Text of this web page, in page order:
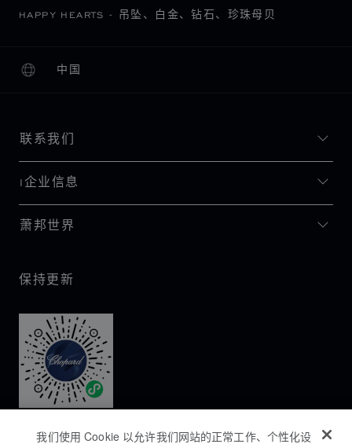
HAPPY HEARTS - 吊坠、白金、钻石、珍珠母贝
中国
本地化（更改国家/地区）
更改国家/地区
联系我们
I企业信息
萧邦世界
保持更新
我们使用 Cookie 以允许我们网站的正常工作、个性化设